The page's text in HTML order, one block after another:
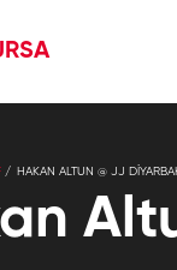
HAKAN ALTUN @ JJ